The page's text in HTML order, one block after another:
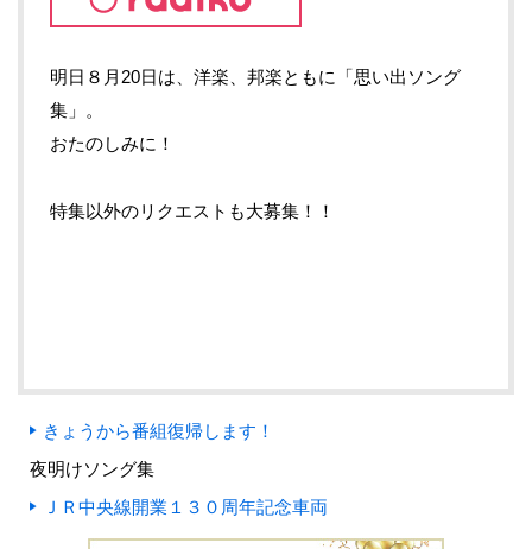
明日８月20日は、洋楽、邦楽ともに「思い出ソング
集」。
おたのしみに！
特集以外のリクエストも大募集！！
きょうから番組復帰します！
夜明けソング集
ＪＲ中央線開業１３０周年記念車両